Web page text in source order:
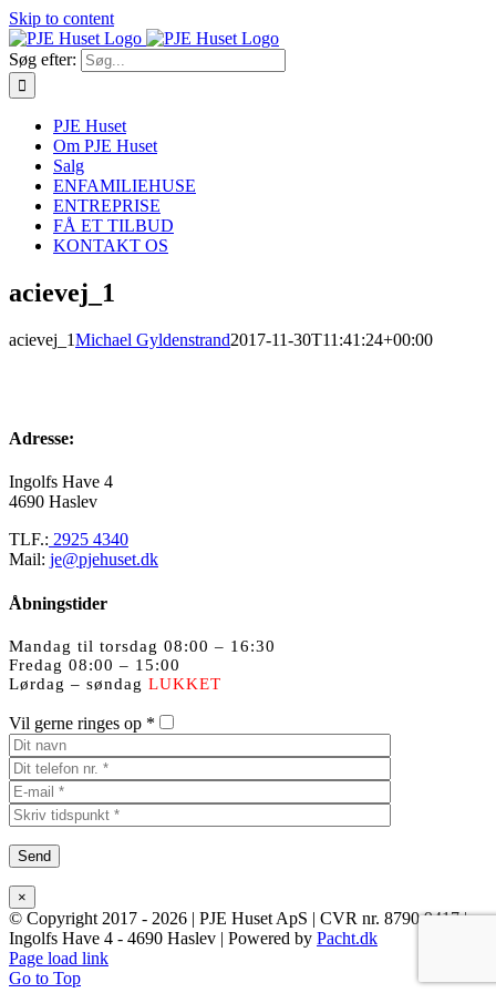
Skip to content
Søg efter:
PJE Huset
Om PJE Huset
Salg
ENFAMILIEHUSE
ENTREPRISE
FÅ ET TILBUD
KONTAKT OS
acievej_1
acievej_1Michael Gyldenstrand2017-11-30T11:41:24+00:00
Adresse:
Ingolfs Have 4
4690 Haslev
TLF.: 2925 4340
Mail: je@pjehuset.dk
Åbningstider
Mandag til torsdag 08:00 – 16:30
Fredag 08:00 – 15:00
Lørdag – søndag LUKKET
Vil gerne ringes op *
×
© Copyright 2017 - 2026 | PJE Huset ApS | CVR nr. 8790 9417 |
Ingolfs Have 4 - 4690 Haslev | Powered by Pacht.dk
Page load link
Go to Top